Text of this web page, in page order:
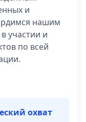
и
нашим
участии и
по всей
охват